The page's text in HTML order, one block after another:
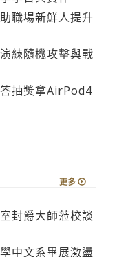
練隨機攻擊與戰
抽獎拿AirPod4
中文系畢展激盪